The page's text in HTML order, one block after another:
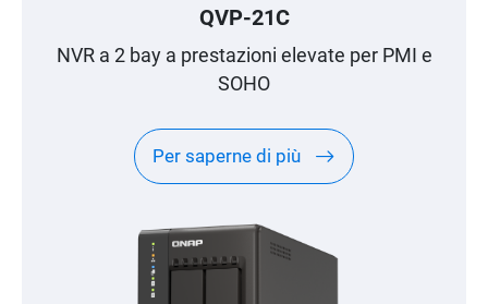
QVP-21C
NVR a 2 bay a prestazioni elevate per PMI e
SOHO
Per saperne di più